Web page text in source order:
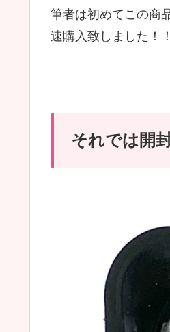
筆者は初めてこの商
速購入致しました！！
それでは開封